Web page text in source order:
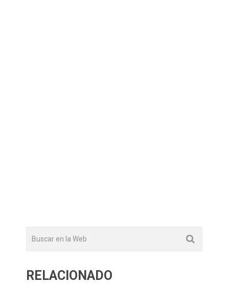
RELACIONADO